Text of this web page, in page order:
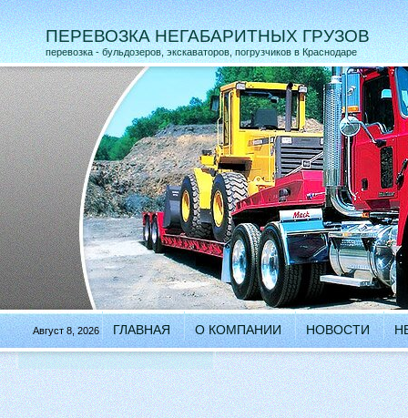
ПЕРЕВОЗКА НЕГАБАРИТНЫХ ГРУЗОВ
перевозка - бульдозеров, экскаваторов, погрузчиков в Краснодаре
Август 8, 2026 ГЛАВНАЯ О КОМПАНИИ НОВОСТИ